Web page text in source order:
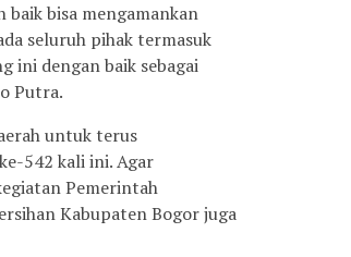
bisa mengamankan
seluruh pihak termasuk
ini dengan baik sebagai
Putra.
untuk terus
542 kali ini. Agar
Pemerintah
Kabupaten Bogor juga